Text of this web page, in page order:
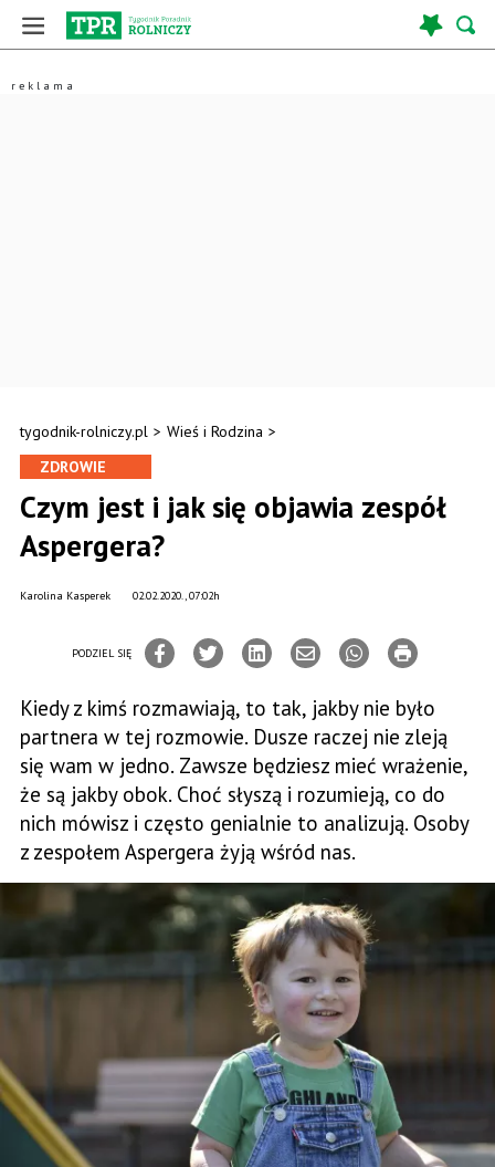
tygodnik-rolniczy.pl > Wieś i Rodzina >
ZDROWIE
Czym jest i jak się objawia zespół
Aspergera?
02.02.2020., 07:02h
Karolina Kasperek
PODZIEL SIĘ
Kiedy z kimś rozmawiają, to tak, jakby nie było
partnera w tej rozmowie. Dusze raczej nie zleją
się wam w jedno. Zawsze będziesz mieć wrażenie,
że są jakby obok. Choć słyszą i rozumieją, co do
nich mówisz i często genialnie to analizują. Osoby
z zespołem Aspergera żyją wśród nas.